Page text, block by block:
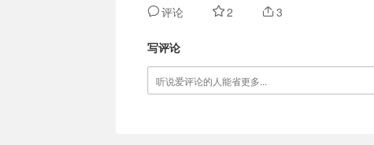
评论 2 3
写评论